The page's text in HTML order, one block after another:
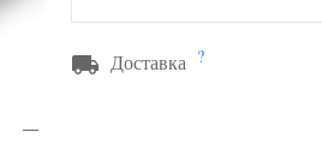
Доставка ?